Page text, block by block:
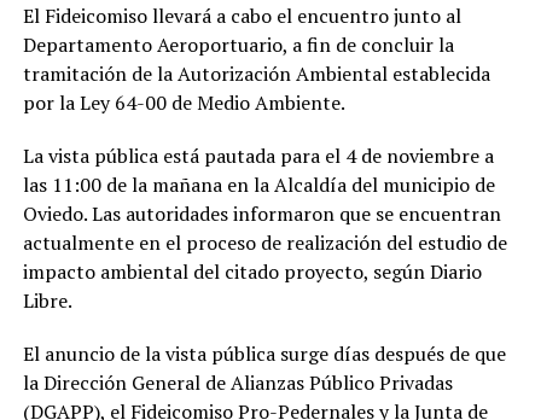
El Fideicomiso llevará a cabo el encuentro junto al
Departamento Aeroportuario, a fin de concluir la
tramitación de la Autorización Ambiental establecida
por la Ley 64-00 de Medio Ambiente.
La vista pública está pautada para el 4 de noviembre a
las 11:00 de la mañana en la Alcaldía del municipio de
Oviedo. Las autoridades informaron que se encuentran
actualmente en el proceso de realización del estudio de
impacto ambiental del citado proyecto, según Diario
Libre.
El anuncio de la vista pública surge días después de que
la Dirección General de Alianzas Público Privadas
(DGAPP), el Fideicomiso Pro-Pedernales y la Junta de